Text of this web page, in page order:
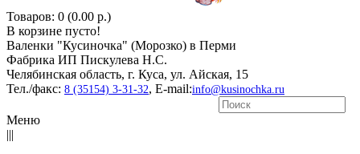
Товаров: 0 (0.00 р.)
В корзине пусто!
Валенки "Кусиночкa" (Морозко) в Перми
Фабрика ИП Пискулева Н.С.
Челябинская область, г. Куса, ул. Айская, 15
Тел./факс: 8 (35154) 3-31-32, E-mail:info@kusinochka.ru
Меню
|||